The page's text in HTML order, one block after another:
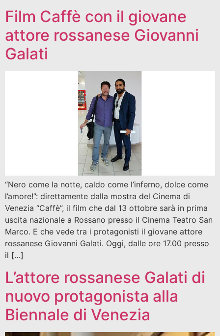
Film Caffè con il giovane
attore rossanese Giovanni
Galati
“Nero come la notte, caldo come l’inferno, dolce come
l’amore!”: direttamente dalla mostra del Cinema di
Venezia “Caffè”, il film che dal 13 ottobre sarà in prima
uscita nazionale a Rossano presso il Cinema Teatro San
Marco. E che vede tra i protagonisti il giovane attore
rossanese Giovanni Galati. Oggi, dalle ore 17.00 presso
il […]
L’attore rossanese Galati di
nuovo protagonista alla
Biennale di Venezia